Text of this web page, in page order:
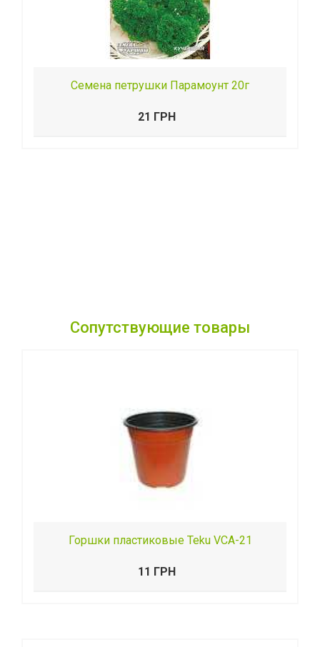
Семена петрушки Парамоунт 20г
21 ГРН
Сопутствующие товары
Горшки пластиковые Teku VСA-21
11 ГРН